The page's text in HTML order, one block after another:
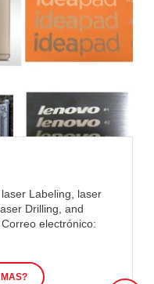
Labeling, laser
Drilling, and
electrónico: